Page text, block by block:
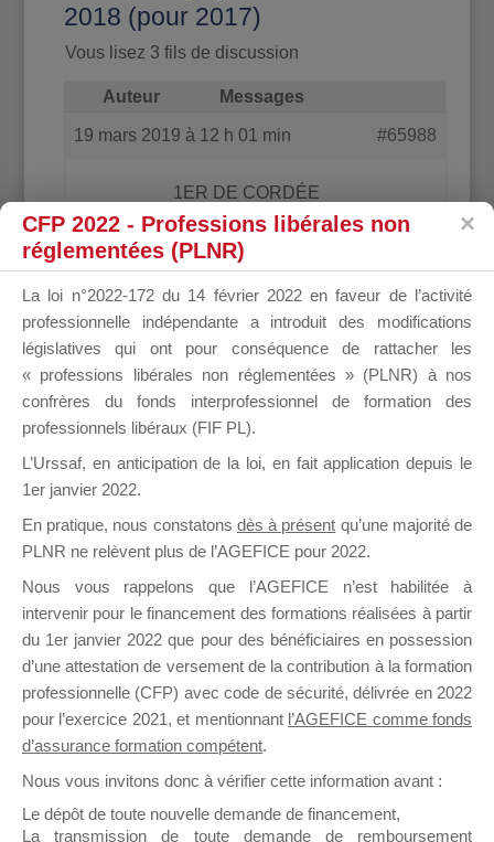
2018 (pour 2017)
Vous lisez 3 fils de discussion
Auteur Messages
19 mars 2019 à 12 h 01 min #65988
1ER DE CORDÉE
*** Modération : Avec l’accord de son auteur,
ce message est désormais accessible
publiquement ***
Bonjour,
Sur le site de saisie il y a le moyen de revoir tous
et donc de le télécharger de nouveau.
https://www.monactiviteformation.emploi.gouv.fr/
puis sur cliquez sur “DA BPF Mon activité
Formation” et va s’afficher l’info comme quoi
1/ pas de saisie avant avril 2019 pour celui de
2018 “VOUS RECEVREZ DEBUT AVRIL 2019
UN EMAIL VOUS SIGNALANT LE DEBUT DE LA
CAMPAGNE DE SAISIE DES BPF” / Fermez
“Consulter BPF actif “(c’est celui de 2017) et là
CFP 2022 - Professions libérales non
réglementées (PLNR)
La loi n°2022-172 du 14 février 2022 en faveur de l’activité
professionnelle indépendante a introduit des modifications
législatives qui ont pour conséquence de rattacher les
« professions libérales non réglementées » (PLNR) à nos
confrères du fonds interprofessionnel de formation des
professionnels libéraux (FIF PL).
L’Urssaf, en anticipation de la loi, en fait application depuis le
1er janvier 2022.
En pratique, nous constatons dès à présent qu’une majorité de
PLNR ne relèvent plus de l’AGEFICE pour 2022.
Nous vous rappelons que l’AGEFICE n’est habilitée à
intervenir pour le financement des formations réalisées à partir
du 1er janvier 2022 que pour des bénéficiaires en possession
d’une attestation de versement de la contribution à la formation
professionnelle (CFP) avec code de sécurité, délivrée en 2022
pour l’exercice 2021, et mentionnant l’AGEFICE comme fonds
d’assurance formation compétent.
Nous vous invitons donc à vérifier cette information avant :
Le dépôt de toute nouvelle demande de financement,
La transmission de toute demande de remboursement